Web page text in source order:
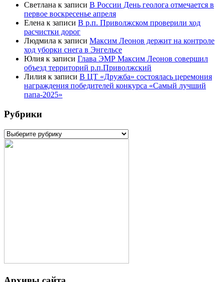
Светлана к записи В России День геолога отмечается в
первое воскресенье апреля
Елена к записи В р.п. Приволжском проверили ход
расчистки дорог
Людмила к записи Максим Леонов держит на контроле
ход уборки снега в Энгельсе
Юлия к записи Глава ЭМР Максим Леонов совершил
объезд территорий р.п.Приволжский
Лилия к записи В ЦТ «Дружба» состоялась церемония
награждения победителей конкурса «Самый лучший
папа-2025»
Рубрики
Рубрики